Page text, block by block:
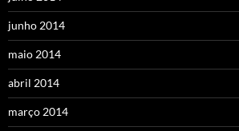
junho 2014
maio 2014
abril 2014
março 2014